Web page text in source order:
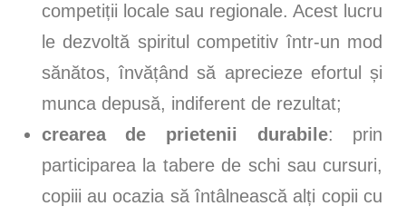
competiții locale sau regionale. Acest lucru
le dezvoltă spiritul competitiv într-un mod
sănătos, învățând să aprecieze efortul și
munca depusă, indiferent de rezultat;
crearea de prietenii durabile: prin
participarea la tabere de schi sau cursuri,
copiii au ocazia să întâlnească alți copii cu